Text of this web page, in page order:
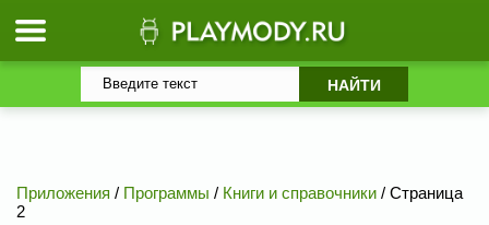
Приложения / Программы / Книги и справочники / Страница
2